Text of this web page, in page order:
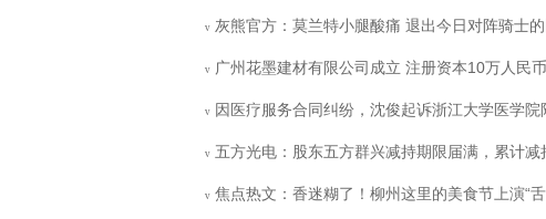
v 灰熊官方：莫兰特小腿酸痛 退出今日对阵骑士
v 广州花墨建材有限公司成立 注册资本10万人民
v 因医疗服务合同纠纷，沈俊起诉浙江大学医学
v 五方光电：股东五方群兴减持期限届满，累计减
v 焦点热文：香迷糊了！柳州这里的美食节上演“